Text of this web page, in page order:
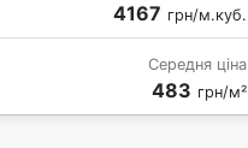
4167 грн/м.куб.
Середня ціна
483 грн/м²